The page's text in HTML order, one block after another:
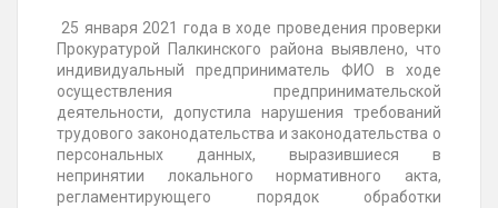
25 января 2021 года в ходе проведения проверки
Прокуратурой Палкинского района выявлено, что
индивидуальный предприниматель ФИО в ходе
осуществления предпринимательской
деятельности, допустила нарушения требований
трудового законодательства и законодательства о
персональных данных, выразившиеся в
непринятии локального нормативного акта,
регламентирующего порядок обработки